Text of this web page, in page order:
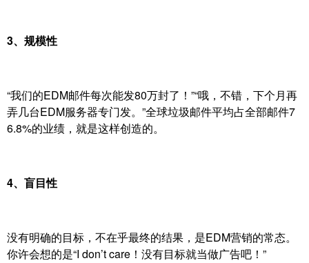
3、规模性
“我们的EDM邮件每次能发80万封了！”“哦，不错，下个月再
弄几台EDM服务器专门发。”全球垃圾邮件平均占全部邮件7
6.8%的业绩，就是这样创造的。
4、盲目性
没有明确的目标，不在乎最终的结果，是EDM营销的常态。
你许会想的是“I don’t care！没有目标就当做广告吧！”